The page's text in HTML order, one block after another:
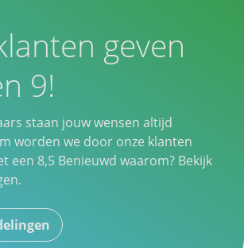
geven
9!
staan jouw wensen altijd
worden we door onze klanten
een 8,5 Benieuwd waarom? Bekijk